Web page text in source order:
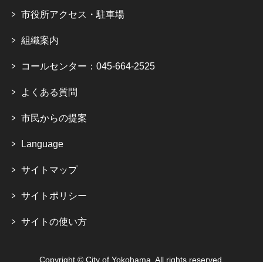
市役所アクセス・駐車場
組織案内
コールセンター：045-664-2525
よくある質問
市民からの提案
Language
サイトマップ
サイトポリシー
サイトの使い方
Copyright © City of Yokohama. All rights reserved.